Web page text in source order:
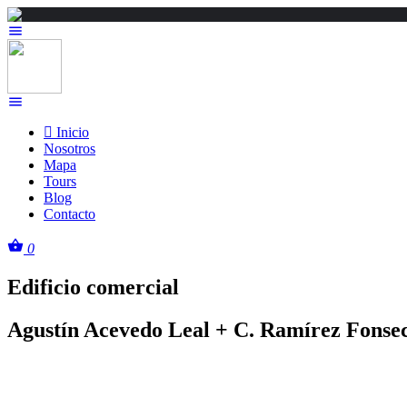
Inicio
Nosotros
Mapa
Tours
Blog
Contacto
0
Edificio comercial
Agustín Acevedo Leal + C. Ramírez